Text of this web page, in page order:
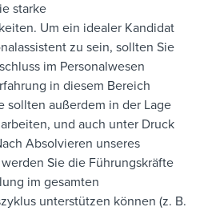
starke
Um ein idealer Kandidat
zu sein, sollten Sie
im Personalwesen
in diesem Bereich
sollten außerdem in der Lage
und auch unter Druck
Absolvieren unseres
Sie die Führungskräfte
im gesamten
unterstützen können (z. B.